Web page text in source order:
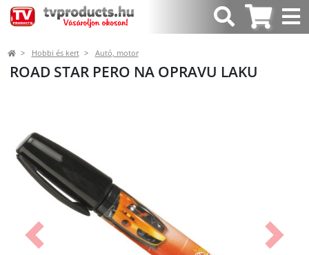
Hobbi és kert Autó, motor
ROAD STAR PERO NA OPRAVU LAKU
Előző